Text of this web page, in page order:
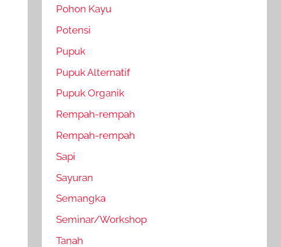
Pohon Kayu
Potensi
Pupuk
Pupuk Alternatif
Pupuk Organik
Rempah-rempah
Rempah-rempah
Sapi
Sayuran
Semangka
Seminar/Workshop
Tanah